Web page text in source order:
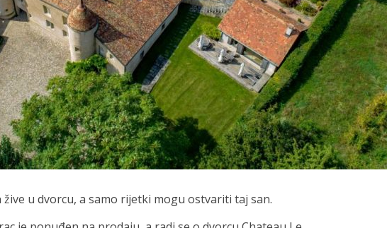
u dvorcu, a samo rijetki mogu ostvariti taj san.